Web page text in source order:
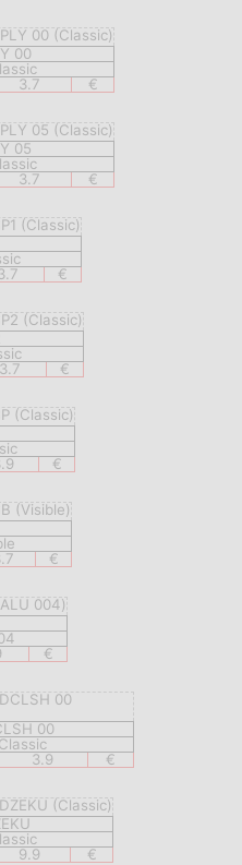
00
3.7 €
05
3.7 €
€
3.7 €
€
€
€
00
Classic
3.9 €
9.9 €